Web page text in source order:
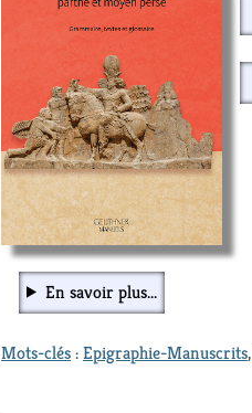
En savoir plus...
Mots-clés:Epigraphie-Manuscrits,